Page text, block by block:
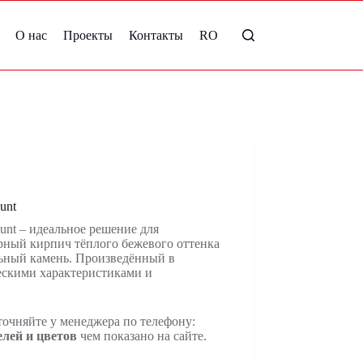
О нас Проекты Контакты RO
– идеальное решение для
кирпич тёплого бежевого оттенка
камень. Произведённый в
характеристиками и
у менеджера по телефону:
и цветовчем показано на сайте.